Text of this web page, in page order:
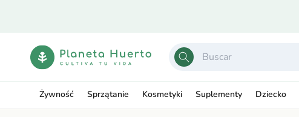
Żywność Sprzątanie Kosmetyki Suplementy Dziecko